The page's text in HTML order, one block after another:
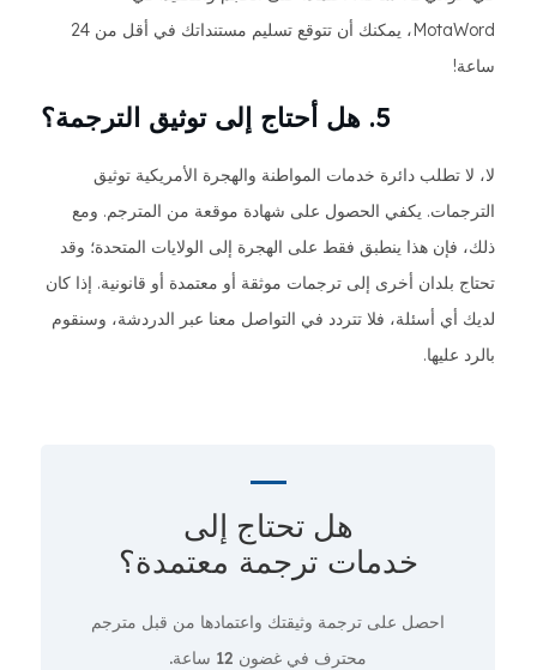
MotaWord، يمكنك أن تتوقع تسليم مستنداتك في أقل من 24
ساعة!
5. هل أحتاج إلى توثيق الترجمة؟
لا، لا تطلب دائرة خدمات المواطنة والهجرة الأمريكية توثيق
الترجمات. يكفي الحصول على شهادة موقعة من المترجم. ومع
ذلك، فإن هذا ينطبق فقط على الهجرة إلى الولايات المتحدة؛ وقد
تحتاج بلدان أخرى إلى ترجمات موثقة أو معتمدة أو قانونية. إذا كان
لديك أي أسئلة، فلا تتردد في التواصل معنا عبر الدردشة، وسنقوم
بالرد عليها.
هل تحتاج إلى
خدمات ترجمة معتمدة؟
احصل على ترجمة وثيقتك واعتمادها من قبل مترجم
محترف في غضون 12 ساعة.